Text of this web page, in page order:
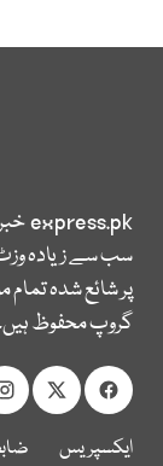
express.pk
سب سے زیادہ
پر شائع شدہ
گروپ محفوظ
ایکسپریس